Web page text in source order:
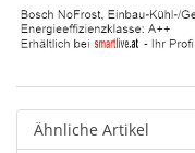
Ähnliche Artikel